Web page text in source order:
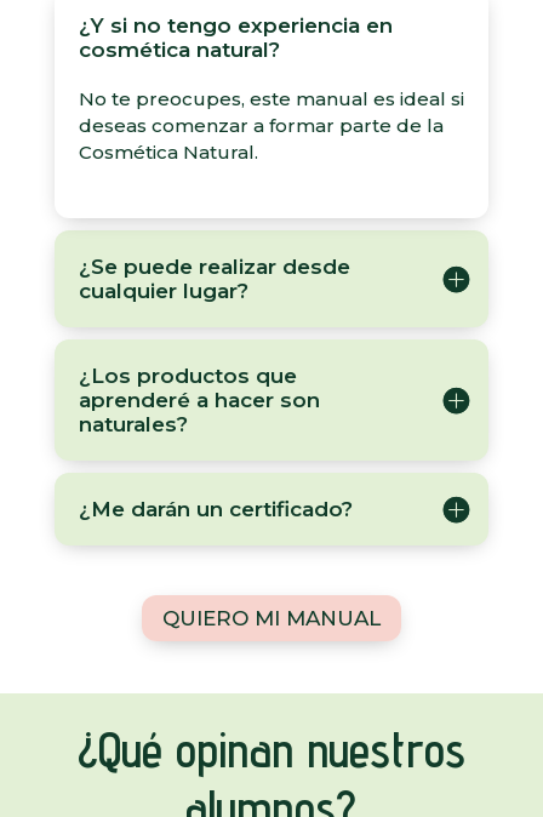
¿Y si no tengo experiencia en
cosmética natural?
No te preocupes, este manual es ideal si
deseas comenzar a formar parte de la
Cosmética Natural.
¿Se puede realizar desde
cualquier lugar?
¿Los productos que
aprenderé a hacer son
naturales?
¿Me darán un certificado?
QUIERO MI MANUAL
¿Qué opinan nuestros